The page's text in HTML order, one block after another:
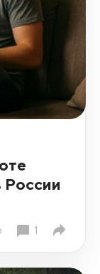
России
1